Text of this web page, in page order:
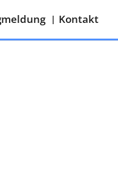
Kontakt